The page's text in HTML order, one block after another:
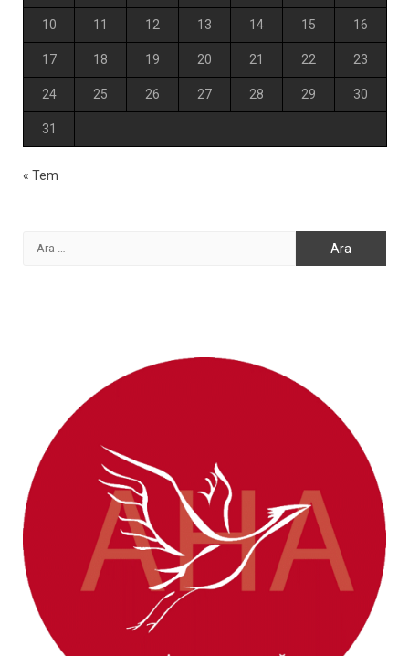
10 11 12 13 14 15 16
17 18 19 20 21 22 23
24 25 26 27 28 29 30
31
« Tem